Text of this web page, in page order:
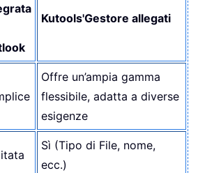
Kutools'Gestore allegati
Offre un’ampia gamma
flessibile, adatta a diverse
esigenze
Sì (Tipo di File, nome,
ecc.)